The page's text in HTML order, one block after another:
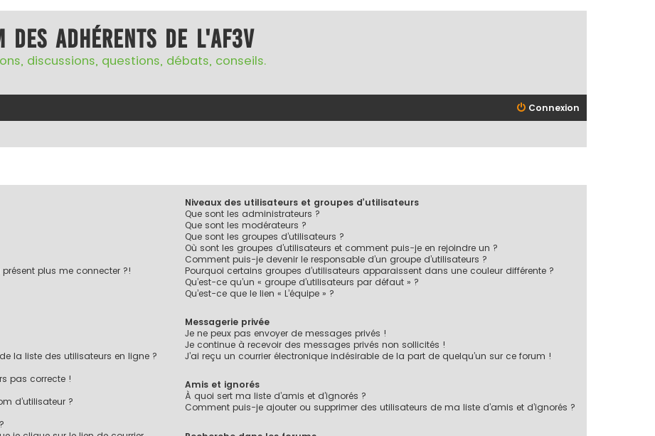
des adhérents de l'AF3V
discussions, questions, débats, conseils.
Connexion
plus me connecter ?!
la liste des utilisateurs en ligne ?
pas correcte !
d’utilisateur ?
Niveaux des utilisateurs et groupes d’utilisateurs
Que sont les administrateurs ?
Que sont les modérateurs ?
Que sont les groupes d’utilisateurs ?
Où sont les groupes d’utilisateurs et comment puis-je en rejoindre un ?
Comment puis-je devenir le responsable d’un groupe d’utilisateurs ?
Pourquoi certains groupes d’utilisateurs apparaissent dans une couleur différente ?
Qu’est-ce qu’un « groupe d’utilisateurs par défaut » ?
Qu’est-ce que le lien « L’équipe » ?
Messagerie privée
Je ne peux pas envoyer de messages privés !
Je continue à recevoir des messages privés non sollicités !
J’ai reçu un courrier électronique indésirable de la part de quelqu’un sur ce forum !
Amis et ignorés
À quoi sert ma liste d’amis et d’ignorés ?
Comment puis-je ajouter ou supprimer des utilisateurs de ma liste d’amis et d’ignorés ?